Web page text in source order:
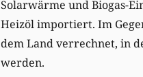
Solarwärme und Biogas-
Heizöl importiert. Im
dem Land verrechnet, in
werden.